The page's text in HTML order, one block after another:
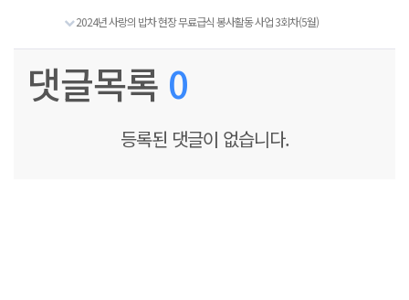
2024년 사랑의 밥차 현장 무료급식 봉사활동 사업 3회차(5월)
댓글목록 0
등록된 댓글이 없습니다.